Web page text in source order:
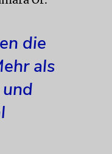
die
als